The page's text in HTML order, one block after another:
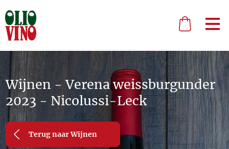
Wijnen - Verena weissburgunder
2023 - Nicolussi-Leck
Terug naar Wijnen